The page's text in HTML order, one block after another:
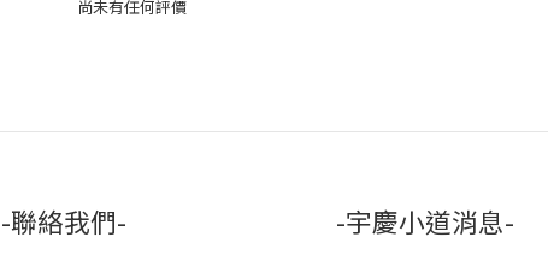
尚未有任何評價
-聯絡我們- -宇慶小道消息-